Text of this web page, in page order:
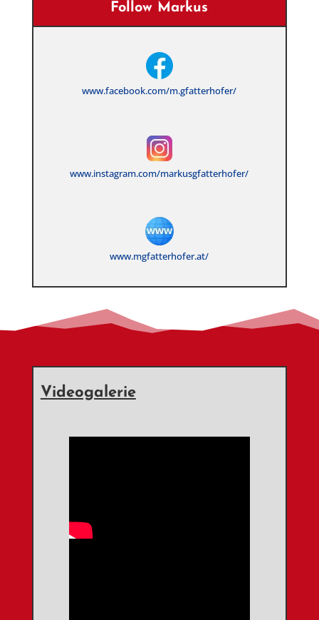
Follow Markus
www.facebook.com/m.gfatterhofer/
www.instagram.com/markusgfatterhofer/
www.mgfatterhofer.at/
Videogalerie